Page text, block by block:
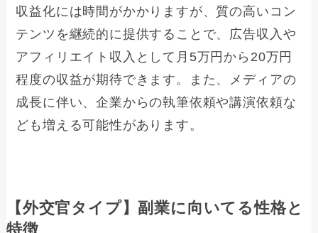
収益化には時間がかかりますが、質の高いコン
テンツを継続的に提供することで、広告収入や
アフィリエイト収入として月5万円から20万円
程度の収益が期待できます。また、メディアの
成長に伴い、企業からの執筆依頼や講演依頼な
ども増える可能性があります。
【外交官タイプ】副業に向いてる性格と